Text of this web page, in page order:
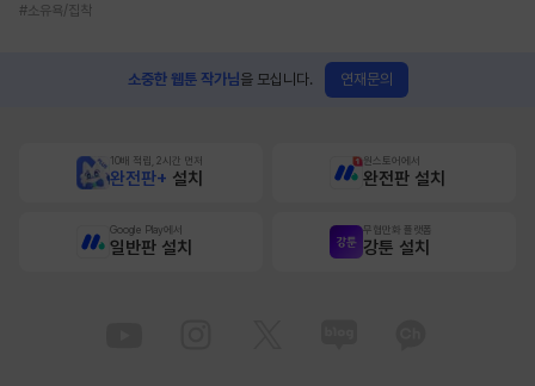
#소유욕/집착
소중한 웹툰 작가님을 모십니다. 연재문의
10배 적립, 2시간 먼저
완전판+ 설치
원스토어에서
완전판 설치
Google Play에서
일반판 설치
무협만화 플랫폼
강툰 설치